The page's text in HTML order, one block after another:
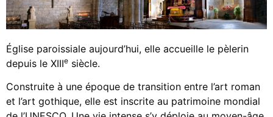
Église paroissiale aujourd’hui, elle accueille le pèlerin
depuis le XIIIe siècle.
Construite à une époque de transition entre l’art roman
et l’art gothique, elle est inscrite au patrimoine mondial